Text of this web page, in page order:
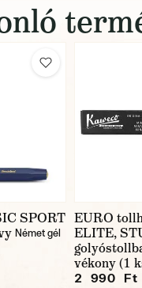
SPORT
Német gél
EURO
ELITE,
vékony (1
2 990 Ft